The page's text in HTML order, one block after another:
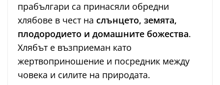
прабългари са принасяли обредни
хлябове в чест на слънцето, земята,
плодородието и домашните божества.
Хлябът е възприеман като
жертвоприношение и посредник между
човека и силите на природата.